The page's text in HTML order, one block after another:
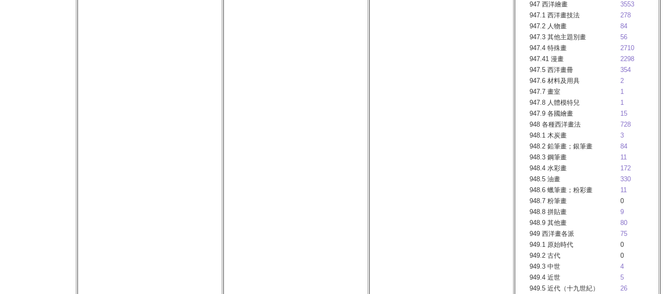
947 西洋繪畫
3553
947.1 西洋畫技法
278
947.2 人物畫
84
947.3 其他主題別畫
56
947.4 特殊畫
2710
947.41 漫畫
2298
947.5 西洋畫冊
354
947.6 材料及用具
2
947.7 畫室
1
947.8 人體模特兒
1
947.9 各國繪畫
15
948 各種西洋畫法
728
948.1 木炭畫
3
948.2 鉛筆畫；銀筆畫
84
948.3 鋼筆畫
11
948.4 水彩畫
172
948.5 油畫
330
948.6 蠟筆畫；粉彩畫
11
948.7 粉筆畫
0
948.8 拼貼畫
9
948.9 其他畫
80
949 西洋畫各派
75
949.1 原始時代
0
949.2 古代
0
949.3 中世
4
949.4 近世
5
949.5 近代（十九世紀）
26